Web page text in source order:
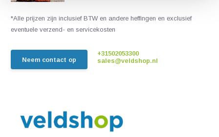
*Alle prijzen zijn inclusief BTW en andere heffingen en exclusief
eventuele verzend- en servicekosten
Neem contact op
+31502053300
sales@veldshop.nl